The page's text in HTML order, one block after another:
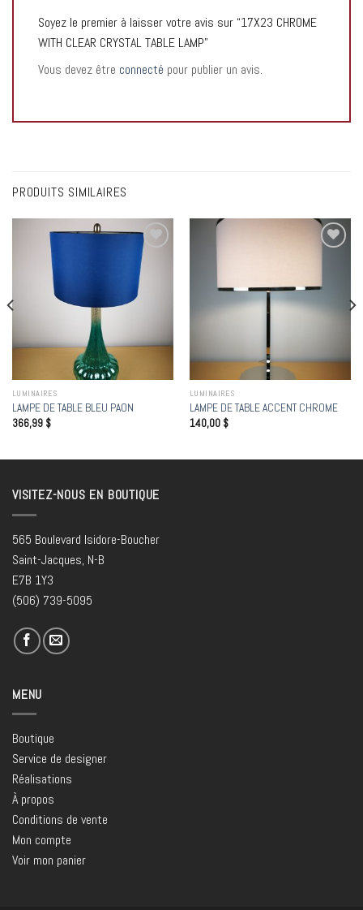
Soyez le premier à laisser votre avis sur “17X23 CHROME
WITH CLEAR CRYSTAL TABLE LAMP”
Vous devez être connecté pour publier un avis.
PRODUITS SIMILAIRES
Add to
wishlist
LUMINAIRES
LAMPE DE TABLE BLEU PAON
366,99 $
LUMINAIRES
LAMPE DE TABLE ACCENT CHROME
140,00 $
VISITEZ-NOUS EN BOUTIQUE
565 Boulevard Isidore-Boucher
Saint-Jacques, N-B
E7B 1Y3
(506) 739-5095
MENU
Boutique
Service de designer
Réalisations
À propos
Conditions de vente
Mon compte
Voir mon panier